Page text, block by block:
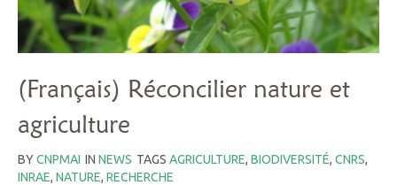
(Français) Réconcilier nature et
agriculture
BYCNPMAI IN NEWS TAGS AGRICULTURE, BIODIVERSITÉ, CNRS,
INRAE, NATURE, RECHERCHE